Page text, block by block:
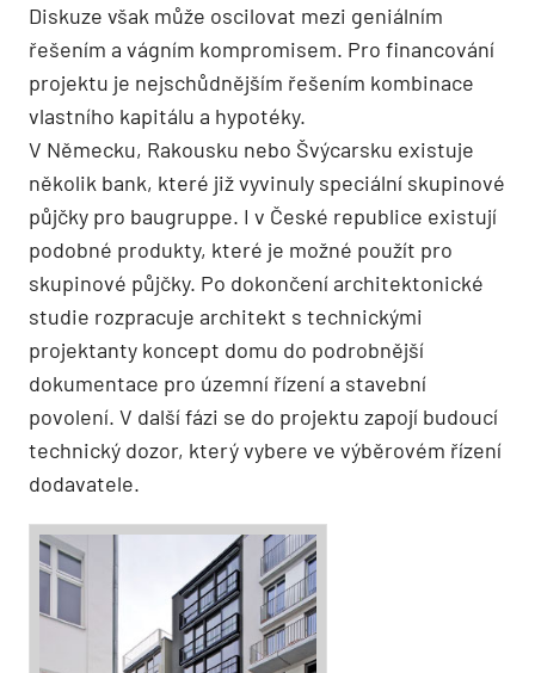
Diskuze však může oscilovat mezi geniálním
řešením a vágním kompromisem. Pro financování
projektu je nejschůdnějším řešením kombinace
vlastního kapitálu a hypotéky.
V Německu, Rakousku nebo Švýcarsku existuje
několik bank, které již vyvinuly speciální skupinové
půjčky pro baugruppe. I v České republice existují
podobné produkty, které je možné použít pro
skupinové půjčky. Po dokončení architektonické
studie rozpracuje architekt s technickými
projektanty koncept domu do podrobnější
dokumentace pro územní řízení a stavební
povolení. V další fázi se do projektu zapojí budoucí
technický dozor, který vybere ve výběrovém řízení
dodavatele.